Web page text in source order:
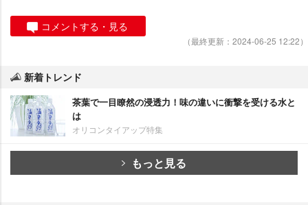
コメントする・見る
（最終更新：2024-06-25 12:22）
新着トレンド
茶葉で一目瞭然の浸透力！味の違いに衝撃を受ける水と
は
オリコンタイアップ特集
もっと見る